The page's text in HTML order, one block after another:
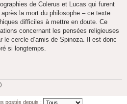
de Colerus et Lucas qui furent
la mort du philosophe – ce texte
difficiles à mettre en doute. Ce
concernant les pensées religieuses
le cercle d’amis de Spinoza. Il est donc
si longtemps.
postés depuis :